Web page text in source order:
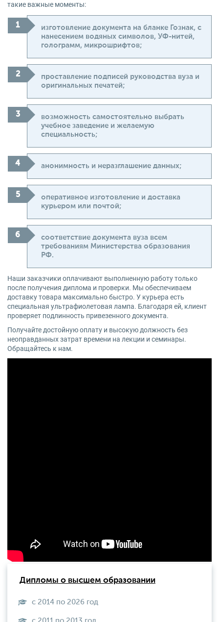
такие важные моменты:
изготовление документа на бланке Гознак, с
нанесением водяных символов, УФ-нитей,
голограмм, микрошрифтов;
проставление подписей руководства вуза и
оригинальных печатей;
возможность самостоятельно выбрать
учебное заведение и желаемую
специальность;
анонимность и неразглашение данных;
оперативное изготовление и доставка
курьером или почтой;
соответствие документа вуза всем
требованиям Министерства образования
РФ.
Наши заказчики оплачивают выполненную работу только
после получения диплома и проверки. Мы обеспечиваем
доставку товара максимально быстро. У курьера есть
специальная ультрафиолетовая лампа. Благодаря ей, клиент
проверяет подлинность привезенного документа.
Получайте достойную оплату и высокую должность без
неоправданных затрат времени на лекции и семинары.
Обращайтесь к нам.
Дипломы о высшем образовании
с 2014 по 2026 год